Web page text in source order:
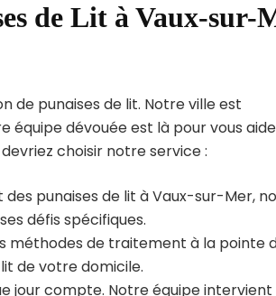
de Lit à Vaux-sur-
de punaises de lit. Notre ville est
équipe dévouée est là pour vous
choisir notre service :
punaises de lit à Vaux-sur-Mer,
défis spécifiques.
méthodes de traitement à la pointe
de votre domicile.
jour compte. Notre équipe intervient